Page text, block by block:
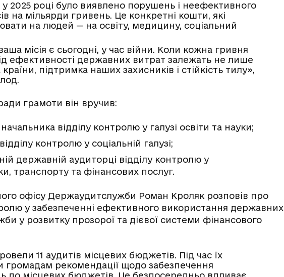
у 2025 році було виявлено порушень і неефективного
на мільярди гривень. Це конкретні кошти, які
на людей — на освіту, медицину, соціальний
місія є сьогодні, у час війни. Коли кожна гривня
ефективності державних витрат залежать не лише
підтримка наших захисників і стійкість тилу»,
грамоти він вручив:
відділу контролю у галузі освіти та науки;
контролю у соціальній галузі;
державній аудиторці відділу контролю у
транспорту та фінансових послуг.
офісу Держаудитслужби Роман Кроляк розповів про
у забезпеченні ефективного використання державних
у розвитку прозорої та дієвої системи фінансового
11 аудитів місцевих бюджетів. Під час їх
громадам рекомендації щодо забезпечення